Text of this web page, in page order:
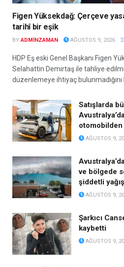
Figen Yüksekdağ: Çerçeve
tarihî bir eşik
BY ADMINZAMAN AĞUSTOS 9, 2026
HDP Eş eski Genel Başkanı Figen
Selahattin Demirtaş ile tahliye
düzenlemeye ihtiyaç bulunmadığını
Satışlarda
AĞUSTOS 9,
ve bölgede
şiddetli
AĞUSTOS 9,
Şarkıcı
kaybetti
AĞUSTOS 9,